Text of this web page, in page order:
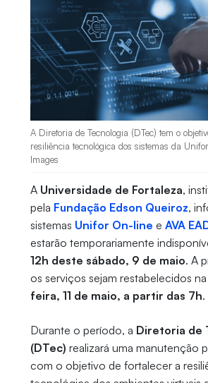
A Diretoria de Tecnologia (DTec) tem o
resiliência tecnológica dos sistemas da
Images
A Universidade de Fortaleza,
pela Fundação Edson Queiroz,
sistemas Unifor On-line e AVA
estarão temporariamente
12h deste sábado, 9 de maio. A
os serviços sejam restabelecidos na
feira, 11 de maio, a partir das 7h.
Durante o período, a Diretoria de
(DTec) realizará uma manutenção
com o objetivo de fortalecer a